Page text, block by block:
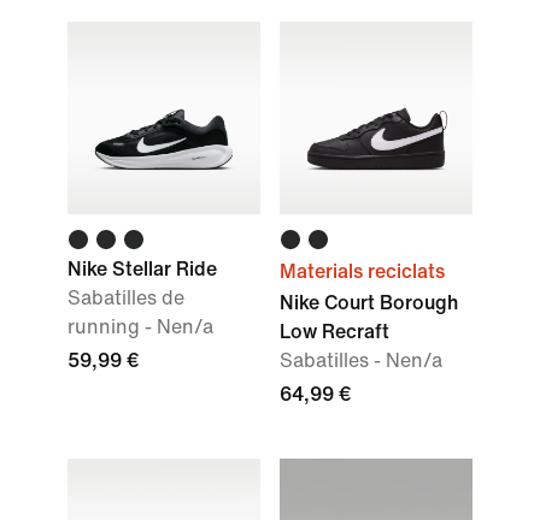
Nike Stellar Ride
Sabatilles de
running - Nen/a
59,99 €
Materials reciclats
Nike Court Borough
Low Recraft
Sabatilles - Nen/a
64,99 €